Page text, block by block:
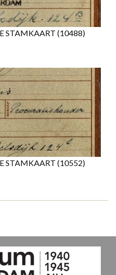
STAMKAART (10488)
STAMKAART (10552)